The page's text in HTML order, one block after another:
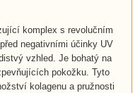
komplex s revolučním
negativními účinky UV
vzhled. Je bohatý na
pokožku. Tyto
kolagenu a pružnosti